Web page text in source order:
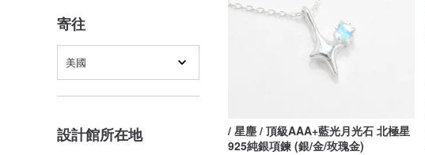
寄往
美國
設計館所在地
/ 星塵 / 頂級AAA+藍光月光石 北極星
925純銀項鍊 (銀/金/玫瑰金)